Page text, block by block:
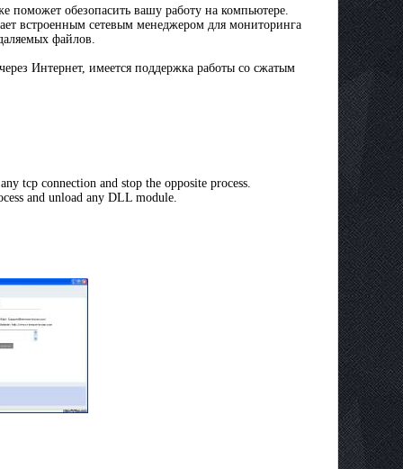
обезопасить вашу работу на компьютере.
встроенным сетевым менеджером для мониторинга
файлов.
Интернет, имеется поддержка работы со сжатым
tcp connection and stop the opposite process.
and unload any DLL module.